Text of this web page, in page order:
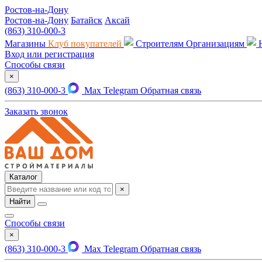
Ростов-на-Дону
Ростов-на-Дону Батайск Аксай
(863) 310-000-3
Магазины Клуб покупателей Строителям Организациям
Вход или регистрация
Способы связи
×
(863) 310-000-3 Max Telegram Обратная связь
Заказать звонок
Каталог
×
Найти
Способы связи
×
(863) 310-000-3 Max Telegram Обратная связь